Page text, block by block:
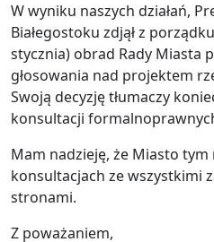
W wyniku naszych działań,
Białegostoku zdjął z
stycznia) obrad Rady Miasta
głosowania nad projektem
Swoją decyzję tłumaczy
konsultacji
Mam nadzieję, że Miasto
konsultacjach ze wszystkimi
stronami.
Z poważaniem,